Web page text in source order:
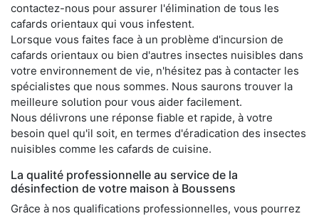
contactez-nous pour assurer l'élimination de tous les
cafards orientaux qui vous infestent.
Lorsque vous faites face à un problème d'incursion de
cafards orientaux ou bien d'autres insectes nuisibles dans
votre environnement de vie, n'hésitez pas à contacter les
spécialistes que nous sommes. Nous saurons trouver la
meilleure solution pour vous aider facilement.
Nous délivrons une réponse fiable et rapide, à votre
besoin quel qu'il soit, en termes d'éradication des insectes
nuisibles comme les cafards de cuisine.
La qualité professionnelle au service de la
désinfection de votre maison à Boussens
Grâce à nos qualifications professionnelles, vous pourrez